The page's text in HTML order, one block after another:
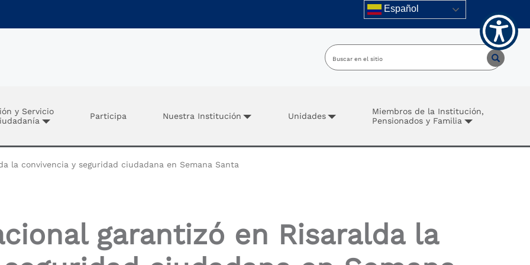
Español
y Servicio
Participa Nuestra Institución Unidades
Miembros de la Institución,
Pensionados y Familia
la convivencia y seguridad ciudadana en Semana Santa
garantizó en Risaralda la